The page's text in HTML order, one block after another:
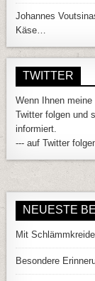
Johannes
Käse…
TWITTER
Wenn Ihnen
Twitter folgen und
informiert.
--- auf Twitter
NEUESTE
Mit
Besondere